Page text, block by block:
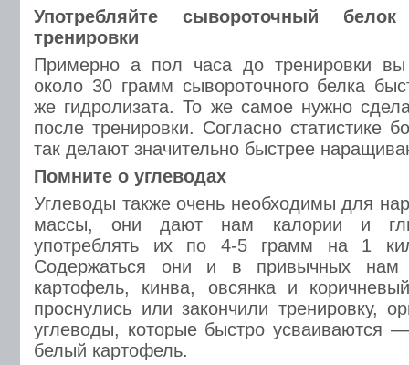
Употребляйте сывороточный
тренировки
Примерно а пол часа до тренировки вы
около 30 грамм сывороточного белка
же гидролизата. То же самое нужно
после тренировки. Согласно статистике
так делают значительно быстрее
Помните о углеводах
Углеводы также очень необходимы для
массы, они дают нам калории и
употреблять их по 4-5 грамм на 1
Содержаться они и в привычных нам
картофель, кинва, овсянка и
проснулись или закончили тренировку,
углеводы, которые быстро усваиваются
белый картофель.